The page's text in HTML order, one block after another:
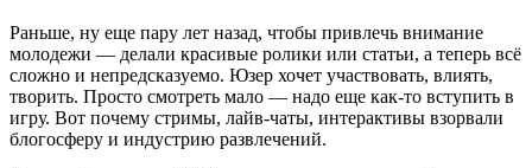
Раньше, ну еще пару лет назад, чтобы привлечь внимание
молодежи — делали красивые ролики или статьи, а теперь всё
сложно и непредсказуемо. Юзер хочет участвовать, влиять,
творить. Просто смотреть мало — надо еще как-то вступить в
игру. Вот почему стримы, лайв-чаты, интерактивы взорвали
блогосферу и индустрию развлечений.